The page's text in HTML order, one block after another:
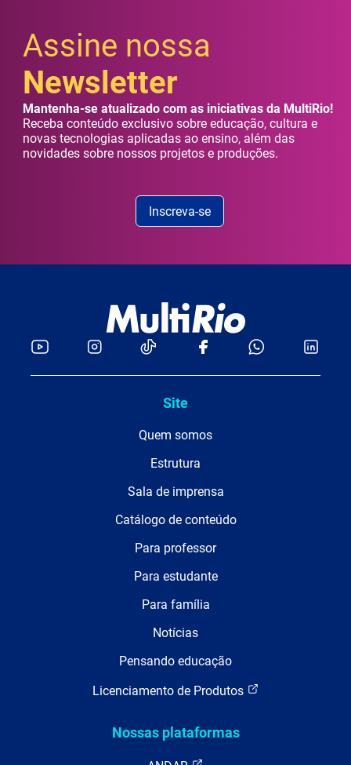
Assine nossa
Newsletter
Mantenha-se atualizado com as iniciativas da MultiRio!
Receba conteúdo exclusivo sobre educação, cultura e
novas tecnologias aplicadas ao ensino, além das
novidades sobre nossos projetos e produções.
Inscreva-se
Site
Quem somos
Estrutura
Sala de imprensa
Catálogo de conteúdo
Para professor
Para estudante
Para família
Notícias
Pensando educação
Licenciamento de Produtos
Nossas plataformas